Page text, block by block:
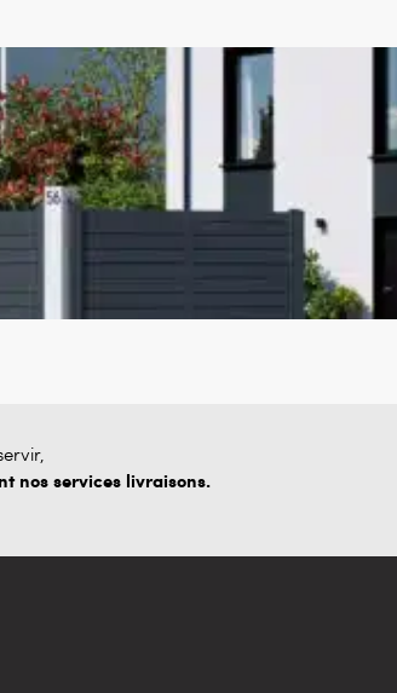
nos services livraisons.